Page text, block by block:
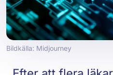
Bildkälla: Midjourney